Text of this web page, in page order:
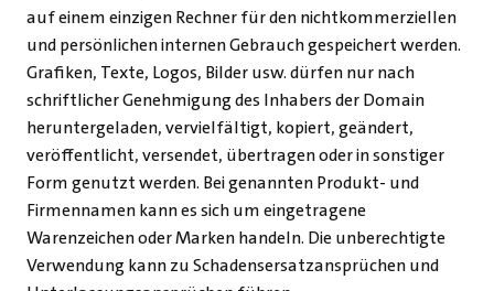
auf einem einzigen Rechner für den nichtkommerziellen
und persönlichen internen Gebrauch gespeichert werden.
Grafiken, Texte, Logos, Bilder usw. dürfen nur nach
schriftlicher Genehmigung des Inhabers der Domain
heruntergeladen, vervielfältigt, kopiert, geändert,
veröffentlicht, versendet, übertragen oder in sonstiger
Form genutzt werden. Bei genannten Produkt- und
Firmennamen kann es sich um eingetragene
Warenzeichen oder Marken handeln. Die unberechtigte
Verwendung kann zu Schadensersatzansprüchen und